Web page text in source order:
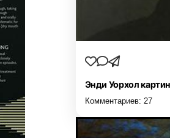
Энди Уорхол
Комментариев: 27